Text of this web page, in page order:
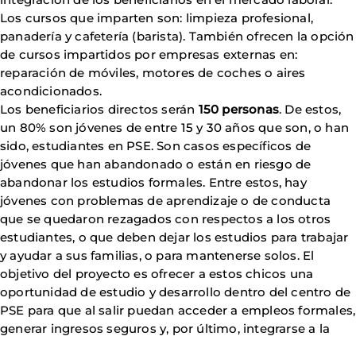
Los cursos que imparten son: limpieza profesional,
panadería y cafetería (barista). También ofrecen la opción
de cursos impartidos por empresas externas en:
reparación de móviles, motores de coches o aires
acondicionados.
Los beneficiarios directos serán 150 personas. De estos,
un 80% son jóvenes de entre 15 y 30 años que son, o han
sido, estudiantes en PSE. Son casos específicos de
jóvenes que han abandonado o están en riesgo de
abandonar los estudios formales. Entre estos, hay
jóvenes con problemas de aprendizaje o de conducta
que se quedaron rezagados con respectos a los otros
estudiantes, o que deben dejar los estudios para trabajar
y ayudar a sus familias, o para mantenerse solos. El
objetivo del proyecto es ofrecer a estos chicos una
oportunidad de estudio y desarrollo dentro del centro de
PSE para que al salir puedan acceder a empleos formales,
generar ingresos seguros y, por último, integrarse a la